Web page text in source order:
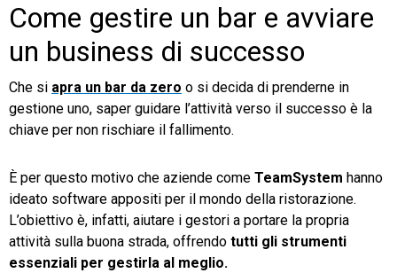
Come gestire un bar e avviare
un business di successo
Che si apra un bar da zero o si decida di prenderne in
gestione uno, saper guidare l’attività verso il successo è la
chiave per non rischiare il fallimento.
È per questo motivo che aziende come TeamSystem hanno
ideato software appositi per il mondo della ristorazione.
L’obiettivo è, infatti, aiutare i gestori a portare la propria
attività sulla buona strada, offrendo tutti gli strumenti
essenziali per gestirla al meglio.